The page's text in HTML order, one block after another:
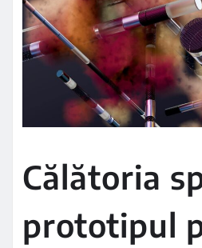
Călătoria
prototipul